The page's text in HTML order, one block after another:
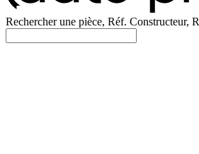
Rechercher une pièce, Réf. Constructeur,